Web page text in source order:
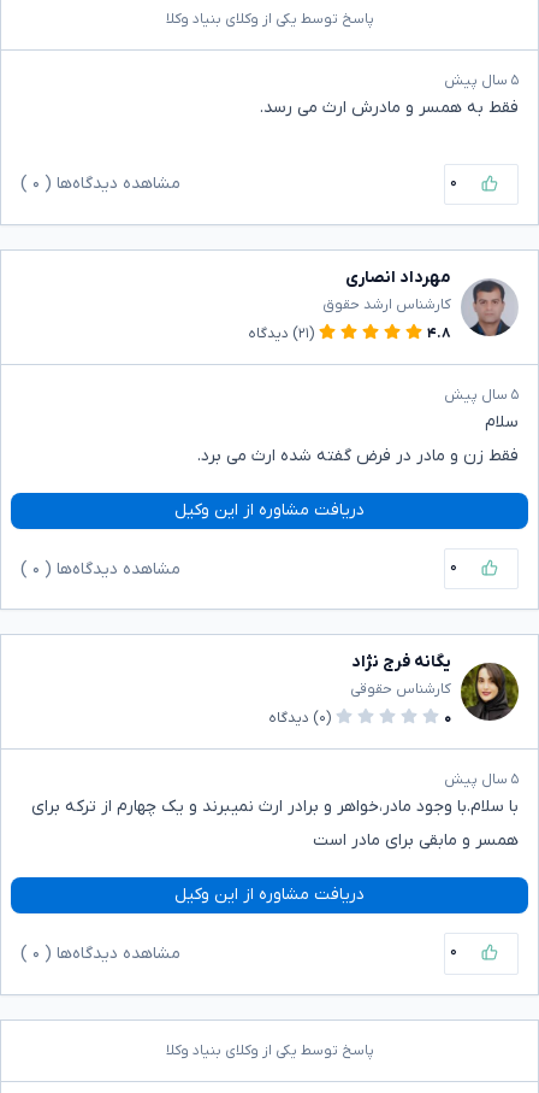
پاسخ توسط یکی از وکلای بنیاد وکلا
۵ سال پیش
فقط به همسر و مادرش ارث می رسد.
۰ مشاهده دیدگاه‌ها ( ۰
مهرداد انصاری
کارشناس ارشد حقوق
۴.۸
(۲۱) دیدگاه
۵ سال پیش
سلام
فقط زن و مادر در فرض گفته شده ارث می برد.
دریافت مشاوره از این وکیل
۰ مشاهده دیدگاه‌ها ( ۰
یگانه فرج نژاد
کارشناس حقوقی
۰
(۰) دیدگاه
۵ سال پیش
با سلام.با وجود مادر،خواهر و برادر ارث نمیبرند و یک چهارم از ترکه برای
همسر و مابقی برای مادر است
دریافت مشاوره از این وکیل
۰ مشاهده دیدگاه‌ها ( ۰
پاسخ توسط یکی از وکلای بنیاد وکلا